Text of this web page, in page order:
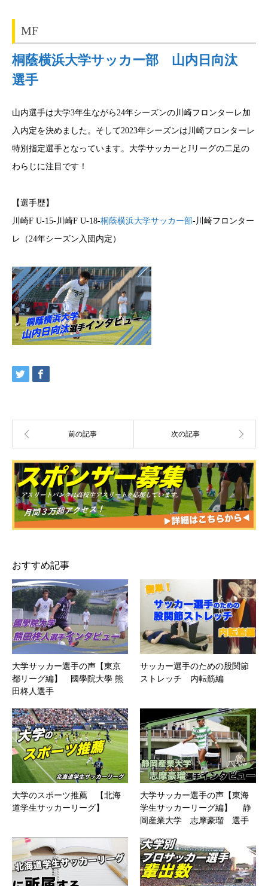
MF
桐蔭横浜大学サッカー部 山内日向汰
選手
山内選手は大学3年生ながら24年シーズンの川崎フロンターレ加
入内定を決めました。そして2023年シーズンは川崎フロンターレ
特別指定選手となっています。大学サッカーとJリーグの二足の
わらじに注目です！
【選手歴】
川崎F U-15-川崎F U-18-桐蔭横浜大学サッカー部-川崎フロンター
レ（24年シーズン入団内定）
おすすめ記事
大学サッカー選手の声【東京
都リーグ編】 國學院大學 熊
田柊人選手
サッカー選手のための股関節
ストレッチ 内転筋編
大学のスポーツ推薦 【北海
道学生サッカーリーグ】
大学サッカー選手の声【東海
学生サッカーリーグ編】 静
岡産業大学 志摩豪瑠 選手